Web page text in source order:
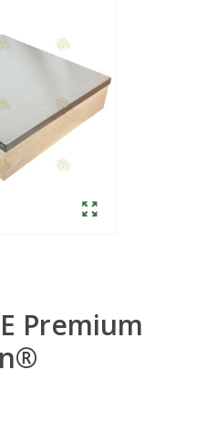
Premium